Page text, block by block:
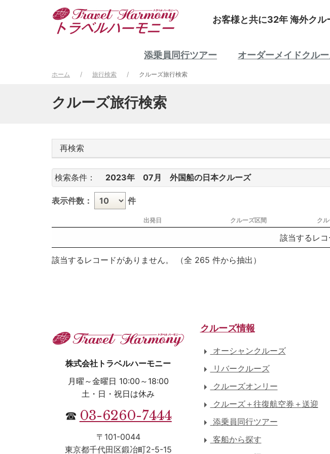
お客様と共に32年 海外ク
添乗員同行ツアー オーダーメイドクル
ホーム 旅行検索 クルーズ旅行検索
クルーズ旅行検索
再検索
検索条件： 2023年 07月 外国船の日本クルーズ
表示件数： 件
出発日 クルーズ区間 ク
該当するレコ
該当するレコードがありません。 （全 265 件から抽出）
株式会社トラベルハーモニー
月曜～金曜日 10:00～18:00
土・日・祝日は休み
☎ 03-6260-7444
〒101-0044
東京都千代田区鍛冶町2-5-15
クルーズ情報
オーシャンクルーズ
リバークルーズ
クルーズオンリー
クルーズ＋往復航空券＋送迎
添乗員同行ツアー
客船から探す